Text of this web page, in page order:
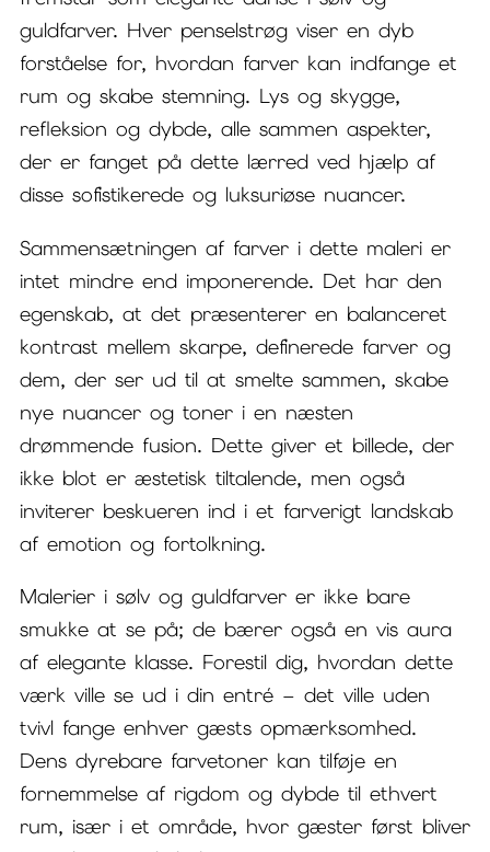
guldfarver. Hver penselstrøg viser en dyb
forståelse for, hvordan farver kan indfange et
rum og skabe stemning. Lys og skygge,
refleksion og dybde, alle sammen aspekter,
der er fanget på dette lærred ved hjælp af
disse sofistikerede og luksuriøse nuancer.
Sammensætningen af farver i dette maleri er
intet mindre end imponerende. Det har den
egenskab, at det præsenterer en balanceret
kontrast mellem skarpe, definerede farver og
dem, der ser ud til at smelte sammen, skabe
nye nuancer og toner i en næsten
drømmende fusion. Dette giver et billede, der
ikke blot er æstetisk tiltalende, men også
inviterer beskueren ind i et farverigt landskab
af emotion og fortolkning.
Malerier i sølv og guldfarver er ikke bare
smukke at se på; de bærer også en vis aura
af elegante klasse. Forestil dig, hvordan dette
værk ville se ud i din entré – det ville uden
tvivl fange enhver gæsts opmærksomhed.
Dens dyrebare farvetoner kan tilføje en
fornemmelse af rigdom og dybde til ethvert
rum, især i et område, hvor gæster først bliver